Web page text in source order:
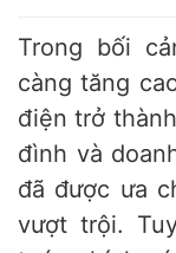
Trong bối
càng tăng
điện trở
đình và
đã được ưa
vượt trội.